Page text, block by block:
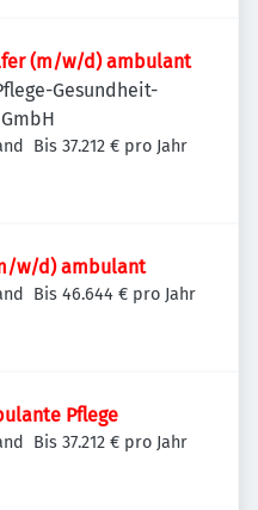
(m/w/d) ambulant
Gesundheit-
Bis 37.212 € pro Jahr
w/d) ambulant
Bis 46.644 € pro Jahr
Pflege
Bis 37.212 € pro Jahr